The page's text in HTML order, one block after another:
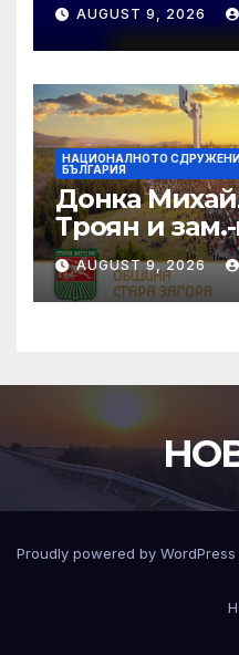
AUGUST 9, 2026
НАЦИОНАЛНОТО
БЪЛГАРИЯ
Донка
Троян и
на НСОРБ:
произведено,
AUGUST 9, 2026
Proudly powered by WordPress